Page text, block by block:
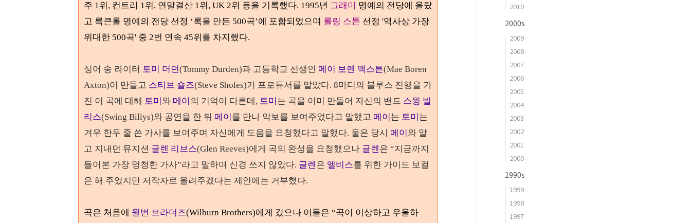
주 1위 , 컨트리 1위 , 연말결산 1위, UK 2위 등을 기록했다. 1995년 그래미 명예의 전당에 올랐
고 록큰롤 명예의 전당 선정 ‘록을 만든 500곡’에 포함되었으며 롤링 스톤 선정 '역사상 가장
위대한 500곡' 중 2번 연속 45위를 차지했다.
싱어 송 라이터 토미 더던(Tommy Durden)과 고등학교 선생인 메이 보렌 액스튼(Mae Boren
Axton)이 만들고 스티브 숄즈(Steve Sholes)가 프로듀서를 맡았다. 8마디의 블루스 진행을 가
진 이 곡에 대해 토미 와 메이 의 기억이 다른데 , 토미 는 곡을 이미 만들어 자신의 밴드 스윙 빌
리스(Swing Billys)와 공연을 한 뒤 메이 를 만나 악보를 보여주었다고 말했고 메이 는 토미 는
겨우 한두 줄 쓴 가사를 보여주며 자신에게 도움을 요청했다고 말했다. 둘은 당시 메이 와 알
고 지내던 뮤지션 글렌 리브스(Glen Reeves)에게 곡의 완성을 요청했으나 글렌은 “지금까지
들어본 가장 멍청한 가사”라고 말하며 신경 쓰지 않았다. 글렌은 엘비스를 위한 가이드 보컬
은 해 주었지만 저작자로 올려주겠다는 제안에는 거부했다.
곡은 처음에 윌번 브라더즈(Wilburn Brothers)에게 갔으나 이들은 “곡이 이상하고 우울하
2010
2000s
2009
2008
2007
2006
2005
2004
2003
2002
2001
2000
1990s
1999
1998
1997